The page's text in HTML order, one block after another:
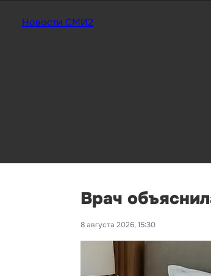
Новости СМИ2
Врач
8 августа 2026, 15:30